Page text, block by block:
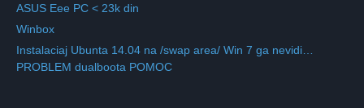
ASUS Eee PC < 23k din
Winbox
Instalaciaj Ubunta 14.04 na /swap area/ Win 7 ga nevidi…
PROBLEM dualboota POMOC